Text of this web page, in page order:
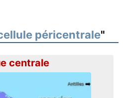
péricentrale"
centrale